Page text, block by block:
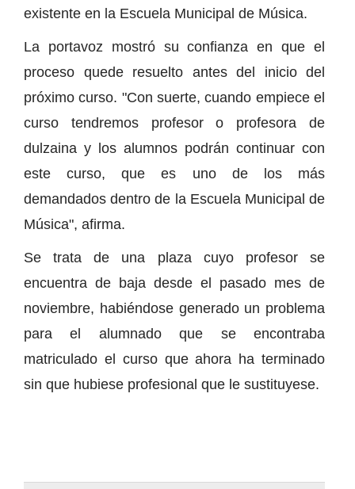
existente en la Escuela Municipal de Música.
La portavoz mostró su confianza en que el
proceso quede resuelto antes del inicio del
próximo curso. "Con suerte, cuando empiece el
curso tendremos profesor o profesora de
dulzaina y los alumnos podrán continuar con
este curso, que es uno de los más
demandados dentro de la Escuela Municipal de
Música", afirma.
Se trata de una plaza cuyo profesor se
encuentra de baja desde el pasado mes de
noviembre, habiéndose generado un problema
para el alumnado que se encontraba
matriculado el curso que ahora ha terminado
sin que hubiese profesional que le sustituyese.